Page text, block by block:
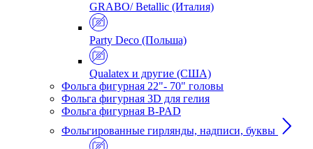
GRABO/ Betallic (Италия)
Party Deco (Польша)
Qualatex и другие (США)
Фольга фигурная 22"- 70" головы
Фольга фигурная 3D для гелия
Фольга фигурная B-PAD
Фольгированные гирлянды, надписи, буквы